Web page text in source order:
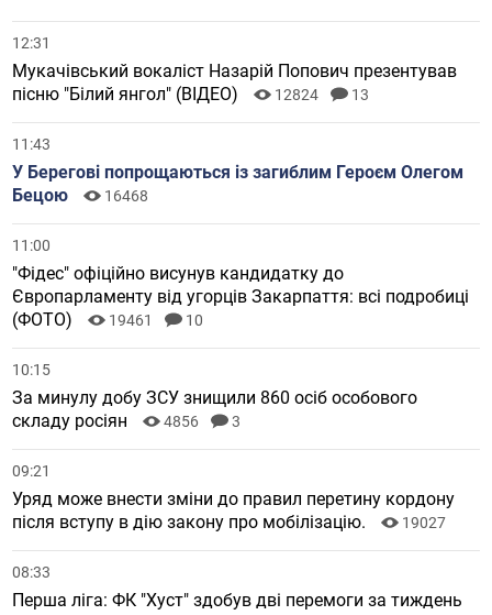
12:31
Мукачівський вокаліст Назарій Попович презентував
пісню "Білий янгол" (ВІДЕО)
12824 13
11:43
У Берегові попрощаються із загиблим Героєм Олегом
Бецою
16468
11:00
"Фідес" офіційно висунув кандидатку до
Європарламенту від угорців Закарпаття: всі подробиці
(ФОТО)
19461 10
10:15
За минулу добу ЗСУ знищили 860 осіб особового
складу росіян
4856 3
09:21
Уряд може внести зміни до правил перетину кордону
після вступу в дію закону про мобілізацію.
19027
08:33
Перша ліга: ФК "Хуст" здобув дві перемоги за тиждень